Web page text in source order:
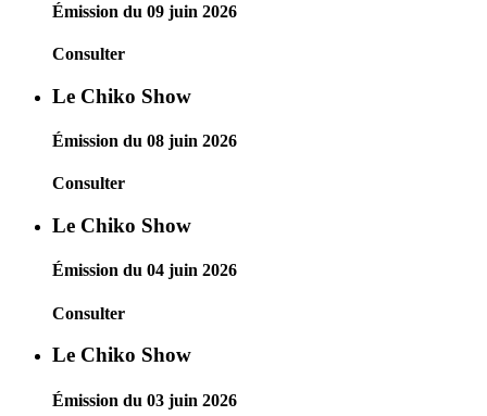
Émission du 09 juin 2026
Consulter
Le Chiko Show
Émission du 08 juin 2026
Consulter
Le Chiko Show
Émission du 04 juin 2026
Consulter
Le Chiko Show
Émission du 03 juin 2026